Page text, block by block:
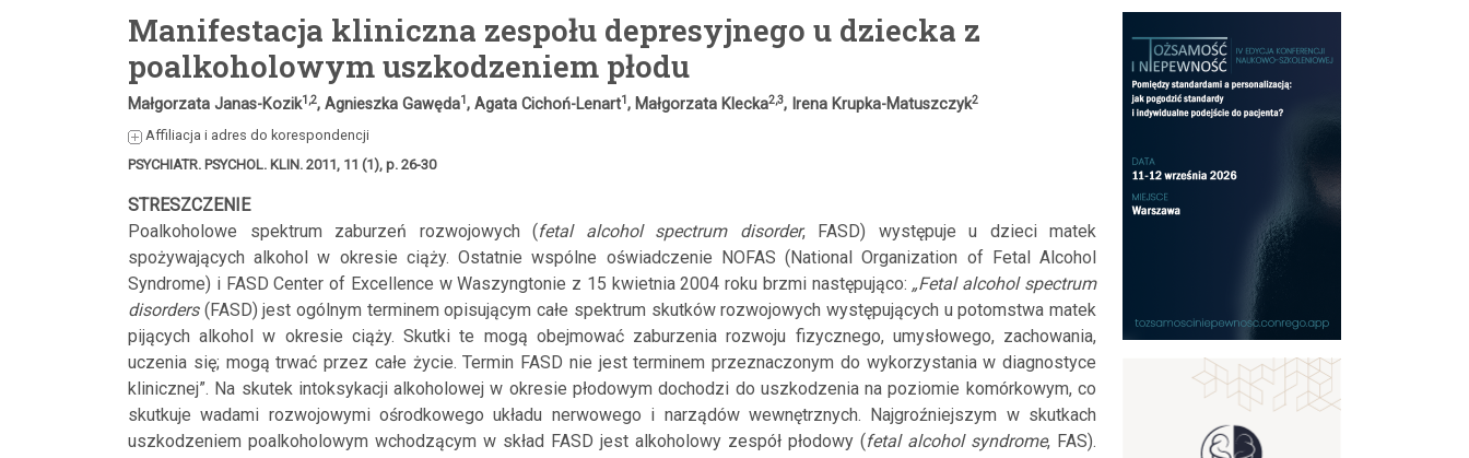
Manifestacja kliniczna zespołu depresyjnego u dziecka z
poalkoholowym uszkodzeniem płodu
Małgorzata Janas-Kozik1,2, Agnieszka Gawęda1, Agata Cichoń-Lenart1, Małgorzata Klecka2,3, Irena Krupka-Matuszczyk2
Affiliacja i adres do korespondencji
PSYCHIATR. PSYCHOL. KLIN. 2011, 11 (1), p. 26-30
STRESZCZENIE
Poalkoholowe spektrum zaburzeń rozwojowych (fetal alcohol spectrum disorder, FASD) występuje u dzieci matek
spożywających alkohol w okresie ciąży. Ostatnie wspólne oświadczenie NOFAS (National Organization of Fetal Alcohol
Syndrome) i FASD Center of Excellence w Waszyngtonie z 15 kwietnia 2004 roku brzmi następująco: „Fetal alcohol spectrum
disorders(FASD) jest ogólnym terminem opisującym całe spektrum skutków rozwojowych występujących u potomstwa matek
pijących alkohol w okresie ciąży. Skutki te mogą obejmować zaburzenia rozwoju fizycznego, umysłowego, zachowania,
uczenia się; mogą trwać przez całe życie. Termin FASD nie jest terminem przeznaczonym do wykorzystania w diagnostyce
klinicznej”. Na skutek intoksykacji alkoholowej w okresie płodowym dochodzi do uszkodzenia na poziomie komórkowym, co
skutkuje wadami rozwojowymi ośrodkowego układu nerwowego i narządów wewnętrznych. Najgroźniejszym w skutkach
uszkodzeniem poalkoholowym wchodzącym w skład FASD jest alkoholowy zespół płodowy (fetal alcohol syndrome, FAS).